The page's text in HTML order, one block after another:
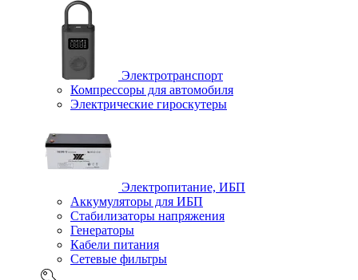
Электротранспорт
Компрессоры для автомобиля
Электрические гироскутеры
Электропитание, ИБП
Аккумуляторы для ИБП
Стабилизаторы напряжения
Генераторы
Кабели питания
Сетевые фильтры